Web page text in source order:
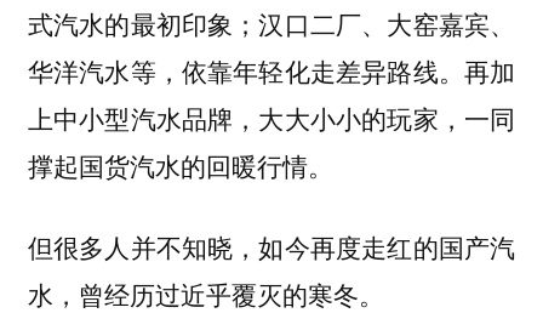
式汽水的最初印象；汉口二厂、大窑嘉宾、
华洋汽水等，依靠年轻化走差异路线。再加
上中小型汽水品牌，大大小小的玩家，一同
撑起国货汽水的回暖行情。
但很多人并不知晓，如今再度走红的国产汽
水，曾经历过近乎覆灭的寒冬。